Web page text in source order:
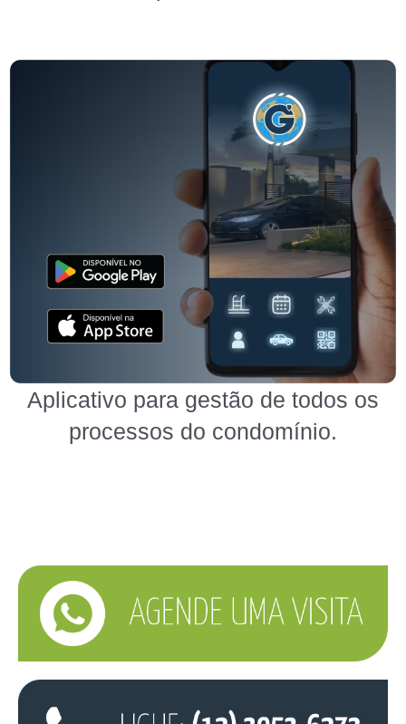
Aplicativo para gestão de todos os
processos do condomínio.